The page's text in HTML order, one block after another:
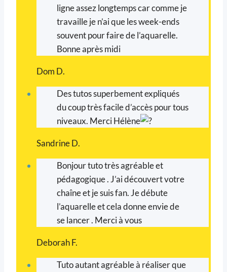
ligne assez longtemps car comme je
travaille je n’ai que les week-ends
souvent pour faire de l’aquarelle.
Bonne après midi
Dom D.
Des tutos superbement expliqués
du coup très facile d’accès pour tous
niveaux. Merci Hélène
Sandrine D.
Bonjour tuto très agréable et
pédagogique . J’ai découvert votre
chaîne et je suis fan. Je débute
l’aquarelle et cela donne envie de
se lancer . Merci à vous
Deborah F.
Tuto autant agréable à réaliser que